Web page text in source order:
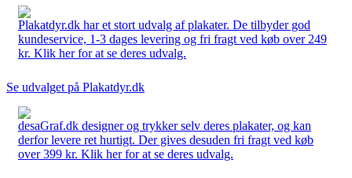
Plakatdyr.dk har et stort udvalg af plakater. De tilbyder god
kundeservice, 1-3 dages levering og fri fragt ved køb over 249
kr. Klik her for at se deres udvalg.
Se udvalget på Plakatdyr.dk
desaGraf.dk designer og trykker selv deres plakater, og kan
derfor levere ret hurtigt. Der gives desuden fri fragt ved køb
over 399 kr. Klik her for at se deres udvalg.